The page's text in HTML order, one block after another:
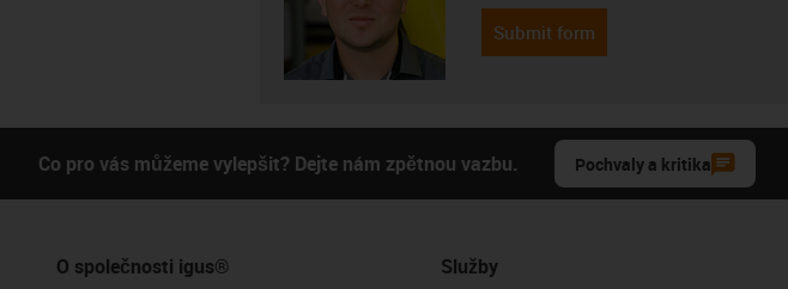
Submit form
Co pro vás můžeme vylepšit? Dejte nám zpětnou vazbu. Pochvaly a kritika
O společnosti igus® Služby